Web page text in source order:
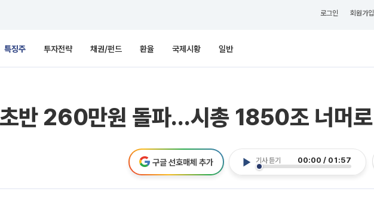
로그인 회원가입
특징주 투자전략 채권/펀드 환율 국제시황 일반
반 260만원 돌파…시총 1850조 너머로
기사 듣기 00:00 / 01:57
구글 선호매체 추가